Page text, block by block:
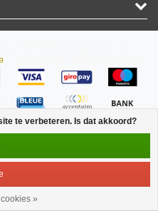
Inloggen
te verbeteren. Is dat akkoord?
»